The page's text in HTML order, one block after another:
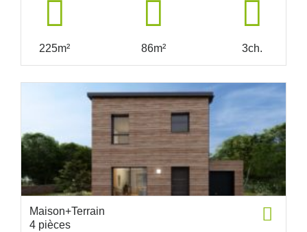
225m² 86m² 3ch.
Maison+Terrain
4 pièces